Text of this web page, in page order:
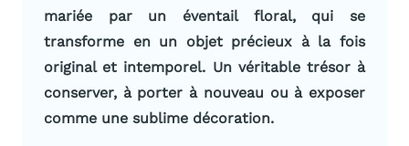
mariée par un éventail floral, qui se
transforme en un objet précieux à la fois
original et intemporel. Un véritable trésor à
conserver, à porter à nouveau ou à exposer
comme une sublime décoration.